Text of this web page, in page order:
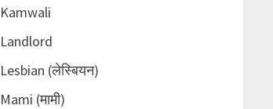
Kamwali
Landlord
Lesbian (लेस्बियन)
Mami (मामी)